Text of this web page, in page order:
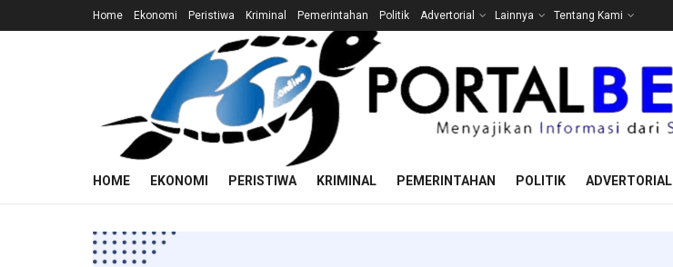
Home Ekonomi Peristiwa Kriminal Pemerintahan Politik Advertorial Lainnya Tentang Kami
HOME EKONOMI PERISTIWA KRIMINAL PEMERINTAHAN POLITIK ADVERTORIAL